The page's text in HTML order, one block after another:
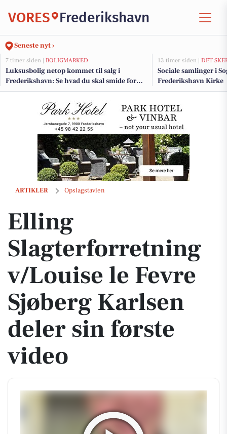
VORES Frederikshavn
Seneste nyt ›
7 timer siden | BOLIGMARKED
Luksusbolig netop kommet til salg i
Frederikshavn: Se hvad du skal smide for
Frederikshavns dyreste adresser her
13 timer siden | DET
Sociale samlinger i
Frederikshavn Kirke
ARTIKLER Opslagstavlen
Elling Slagterforretning v/Louise le Fevre Sjøberg Karlsen deler sin
Elling
Slagterforretning
v/Louise le Fevre
Sjøberg Karlsen
deler sin første
video